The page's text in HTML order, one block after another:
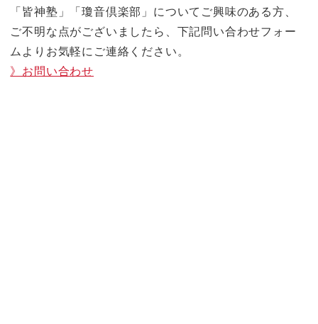
「皆神塾」「瓊音倶楽部」についてご興味のある方、
ご不明な点がございましたら、下記問い合わせフォー
ムよりお気軽にご連絡ください。
》お問い合わせ